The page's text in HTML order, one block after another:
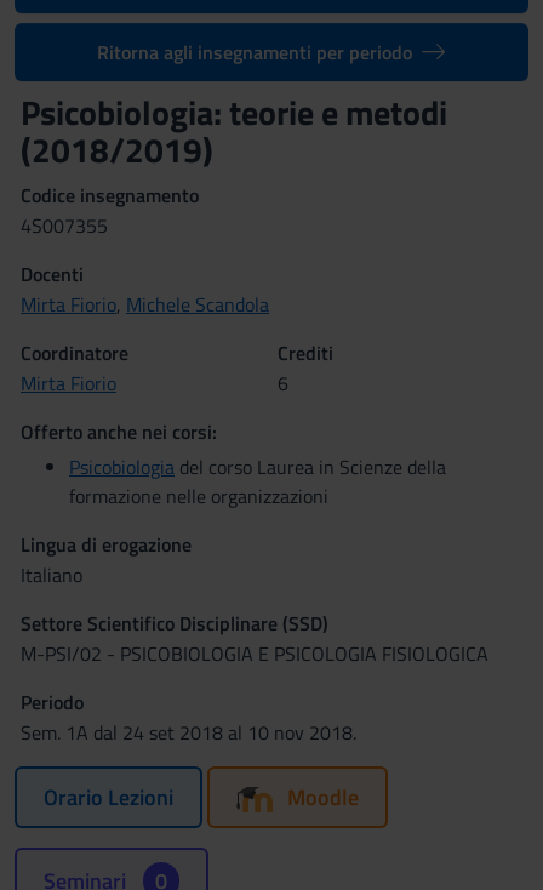
Ritorna agli insegnamenti per periodo
Psicobiologia: teorie e metodi
(2018/2019)
Codice insegnamento
4S007355
Docenti
Mirta Fiorio, Michele Scandola
Coordinatore
Mirta Fiorio
Crediti
6
Offerto anche nei corsi:
Psicobiologia del corso Laurea in Scienze della
formazione nelle organizzazioni
Lingua di erogazione
Italiano
Settore Scientifico Disciplinare (SSD)
M-PSI/02 - PSICOBIOLOGIA E PSICOLOGIA FISIOLOGICA
Periodo
Sem. 1A dal 24 set 2018 al 10 nov 2018.
Orario Lezioni Moodle
Seminari 0